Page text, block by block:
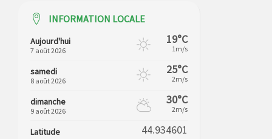
INFORMATION LOCALE
Aujourd'hui
7 août 2026
19°C
1m/s
samedi
8 août 2026
25°C
2m/s
dimanche
9 août 2026
30°C
2m/s
Latitude 44.934601